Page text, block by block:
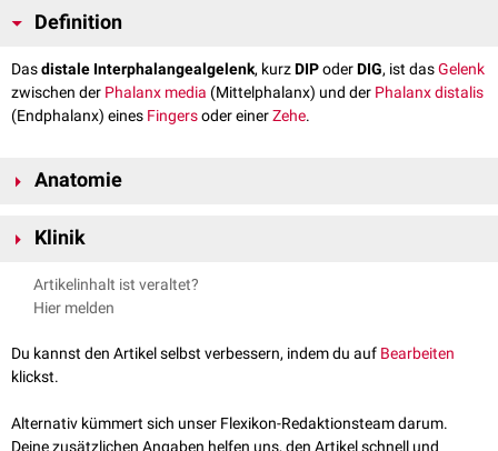
Definition
Dasdistale Interphalangealgelenk, kurzDIPoderDIG, ist dasGelenk
zwischen der Phalanx media (Mittelphalanx) und der Phalanx distalis
(Endphalanx) eines Fingersoder einerZehe.
Anatomie
straffe Kollateralbänder
Klinik
Die distalen Interphalangealgelenke sind im Rahmen einer
betroffen.
Artikelinhalt ist veraltet?
Hier melden
Du kannst den Artikel selbst verbessern, indem du auf Bearbeiten
klickst.
Alternativ kümmert sich unser Flexikon-Redaktionsteam darum.
Deine zusätzlichen Angaben helfen uns, den Artikel schnell und